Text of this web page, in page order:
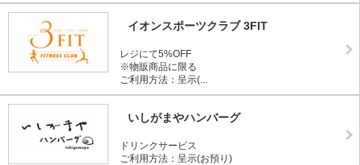
イオンスポーツクラブ 3FIT
レジにて5%OFF
※物販商品に限る
ご利用方法：呈示(...
いしがまやハンバーグ
ドリンクサービス
ご利用方法：呈示(お預り)